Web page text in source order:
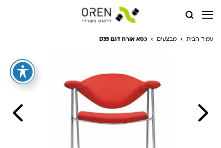
עמוד הבית מבצעים כסא אורח דגם D35